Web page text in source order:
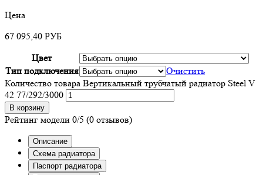
Цена
67 095,40 РУБ
Цвет
Тип подключения
Очистить
Количество товара Вертикальный трубчатый радиатор Steel V
42 77/292/3000
В корзину
Рейтинг модели 0/5 (0 отзывов)
Описание
Схема радиатора
Паспорт радиатора